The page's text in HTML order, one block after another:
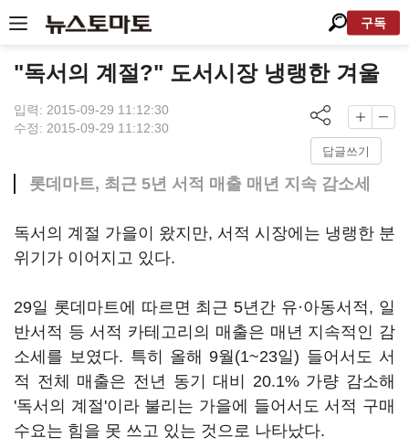
구독
"독서의 계절?" 도서시장 냉랭한 겨울
입력: 2015-09-29 11:12:30
수정: 2015-09-29 11:12:30
답글쓰기
롯데마트, 최근 5년 서적 매출 매년 지속 감소세
독서의 계절 가을이 왔지만, 서적 시장에는 냉랭한 분
위기가 이어지고 있다.
29일 롯데마트에 따르면 최근 5년간 유·아동서적, 일
반서적 등 서적 카테고리의 매출은 매년 지속적인 감
소세를 보였다. 특히 올해 9월(1~23일) 들어서도 서
적 전체 매출은 전년 동기 대비 20.1% 가량 감소해
'독서의 계절'이라 불리는 가을에 들어서도 서적 구매
수요는 힘을 못 쓰고 있는 것으로 나타났다.